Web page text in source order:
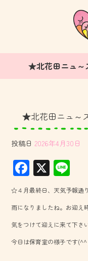
★北花田ニュ～
★北花田ニュ～
投稿日 2026年4月30日
F
ac
e
b
o
ok
X
ne
☆４月最終日、天気予報通り
雨になりましたね。お迎え
気をつけて迎えに来て下さ
今日は保育室の様子です